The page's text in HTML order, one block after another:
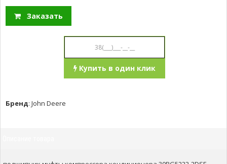
Заказать
Купить в один клик
Бренд: John Deere